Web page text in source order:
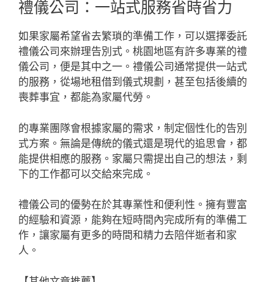
禮儀公司：一站式服務省時省力
如果家屬希望省去繁瑣的準備工作，可以選擇委託
禮儀公司來辦理告別式。桃園地區有許多專業的禮
儀公司，便是其中之一。禮儀公司通常提供一站式
的服務，從場地租借到儀式規劃，甚至包括後續的
喪葬事宜，都能為家屬代勞。
的專業團隊會根據家屬的需求，制定個性化的告別
式方案。無論是傳統的儀式還是現代的追思會，都
能提供相應的服務。家屬只需提出自己的想法，剩
下的工作都可以交給來完成。
禮儀公司的優勢在於其專業性和便利性。擁有豐富
的經驗和資源，能夠在短時間內完成所有的準備工
作，讓家屬有更多的時間和精力去陪伴逝者和家
人。